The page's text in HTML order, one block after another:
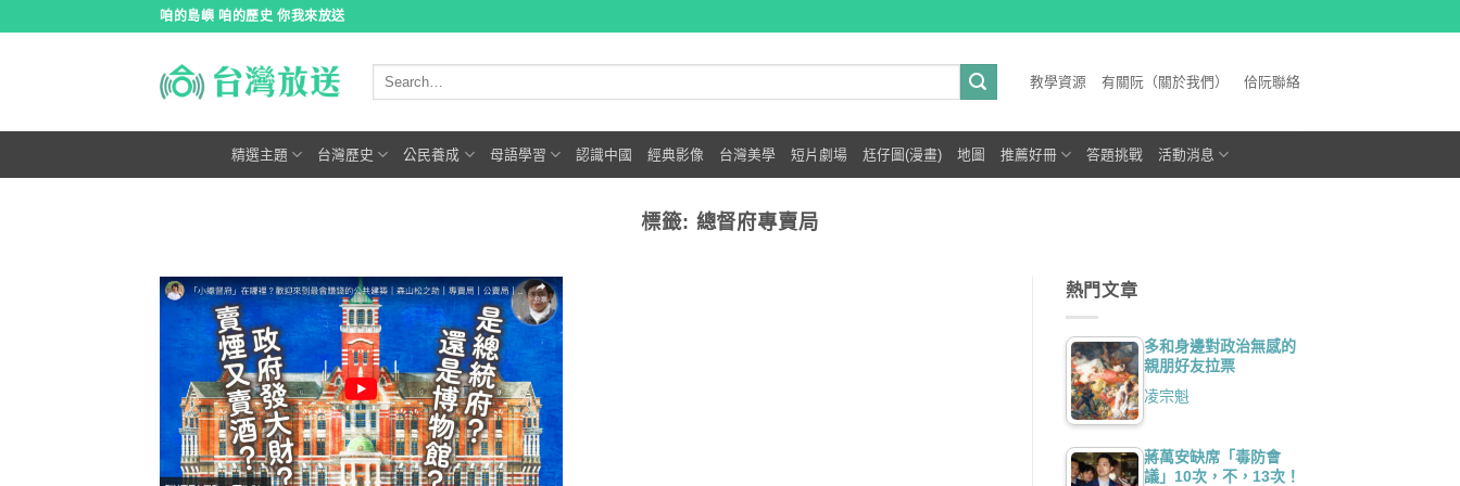
咱的島嶼 咱的歷史 你我來放送
教學資源 有關阮（關於我們） 佮阮聯絡
精選主題 台灣歷史 公民養成 母語學習 認識中國 經典影像 台灣美學 短片劇場 尪仔圖(漫畫) 地圖 推薦好冊 答題挑戰 活動消息
標籤: 總督府專賣局
熱門文章
多和身邊對政治無感的
親朋好友拉票
凌宗魁
蔣萬安缺席「毒防會
議」10次，不，13次！